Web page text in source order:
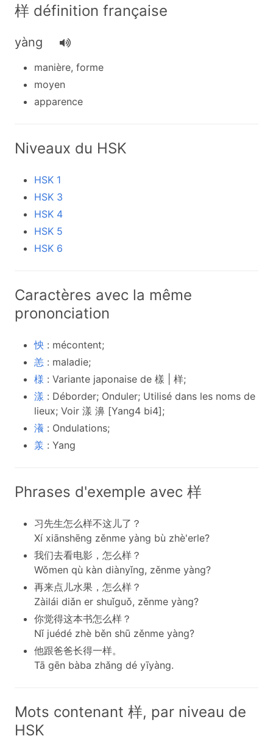
样 définition française
yàng
manière, forme
moyen
apparence
Niveaux du HSK
HSK 1
HSK 3
HSK 4
HSK 5
HSK 6
Caractères avec la même
prononciation
怏 : mécontent;
恙 : maladie;
様 : Variante japonaise de 樣 | 样;
漾 : Déborder; Onduler; Utilisé dans les noms de
lieux; Voir 漾 濞 [Yang4 bi4];
瀁 : Ondulations;
羕 : Yang
Phrases d'exemple avec 样
习先生怎么样不这儿了？
Xí xiānshēng zěnme yàng bù zhè'erle?
我们去看电影，怎么样？
Wǒmen qù kàn diànyǐng, zěnme yàng?
再来点儿水果，怎么样？
Zàilái diǎn er shuǐguǒ, zěnme yàng?
你觉得这本书怎么样？
Nǐ juédé zhè běn shū zěnme yàng?
他跟爸爸长得一样。
Tā gēn bàba zhǎng dé yīyàng.
Mots contenant 样, par niveau de
HSK